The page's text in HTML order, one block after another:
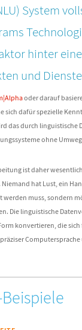
System
hinter
und
oder darauf
sich dafür spezielle
das durch linguistische
ohne
ist daher
hat Lust, ein
werden muss, sondern
Die linguistische
konvertieren, die